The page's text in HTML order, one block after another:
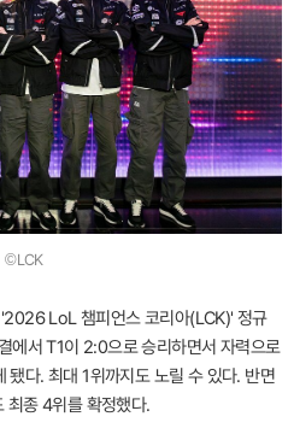
©LCK
LoL 챔피언스 코리아(LCK)' 정규
에서 T1이 2:0으로 승리하면서 자력으로
됐다. 최대 1위까지도 노릴 수 있다. 반면
최종 4위를 확정했다.